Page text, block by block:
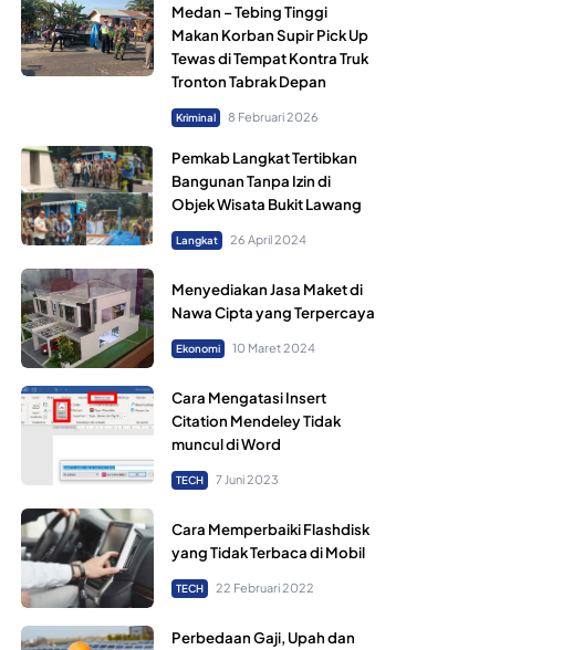
Medan – Tebing Tinggi
Makan Korban Supir Pick Up
Tewas di Tempat Kontra Truk
Tronton Tabrak Depan
Kriminal 8 Februari 2026
Pemkab Langkat Tertibkan
Bangunan Tanpa Izin di
Objek Wisata Bukit Lawang
Langkat 26 April 2024
Menyediakan Jasa Maket di
Nawa Cipta yang Terpercaya
Ekonomi 10 Maret 2024
Cara Mengatasi Insert
Citation Mendeley Tidak
muncul di Word
TECH 7 Juni 2023
Cara Memperbaiki Flashdisk
yang Tidak Terbaca di Mobil
TECH 22 Februari 2022
Perbedaan Gaji, Upah dan